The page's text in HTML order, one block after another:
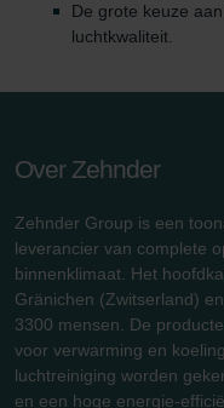
De grote keuze
luchtkwaliteit.
Over Zehnder
Zehnder Group is een
leverancier van complete
binnenklimaat. Het
Gränichen (Zwitserland)
3300 mensen. De
voor verwarming en
luchtreiniging worden
en een hoge energie-